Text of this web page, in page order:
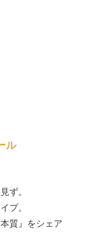
ル
ず。
プ。
質』をシェア